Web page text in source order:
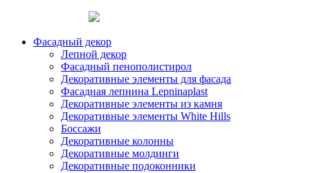
Фасадный декор
Лепной декор
Фасадный пенополистирол
Декоративные элементы для фасада
Фасадная лепнина Lepninaplast
Декоративные элементы из камня
Декоративные элементы White Hills
Боссажи
Декоративные колонны
Декоративные молдинги
Декоративные подоконники